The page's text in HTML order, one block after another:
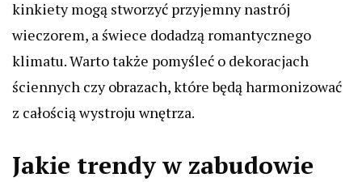
kinkiety mogą stworzyć przyjemny nastrój
wieczorem, a świece dodadzą romantycznego
klimatu. Warto także pomyśleć o dekoracjach
ściennych czy obrazach, które będą harmonizować
z całością wystroju wnętrza.
Jakie trendy w zabudowie